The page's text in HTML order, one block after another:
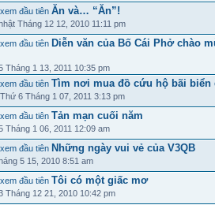
Ăn và… “Ăn”!
Tháng 12 12, 2010 11:11 pm
Diễn văn của Bố Cái Phở chào
Tháng 1 13, 2011 10:35 pm
Tìm nơi mua đồ cứu hộ bãi biển
6 Tháng 1 07, 2011 3:13 pm
Tản mạn cuối năm
Tháng 1 06, 2011 12:09 am
Những ngày vui vẻ của V3QB
5 15, 2010 8:51 am
Tôi có một giấc mơ
Tháng 12 21, 2010 10:42 pm